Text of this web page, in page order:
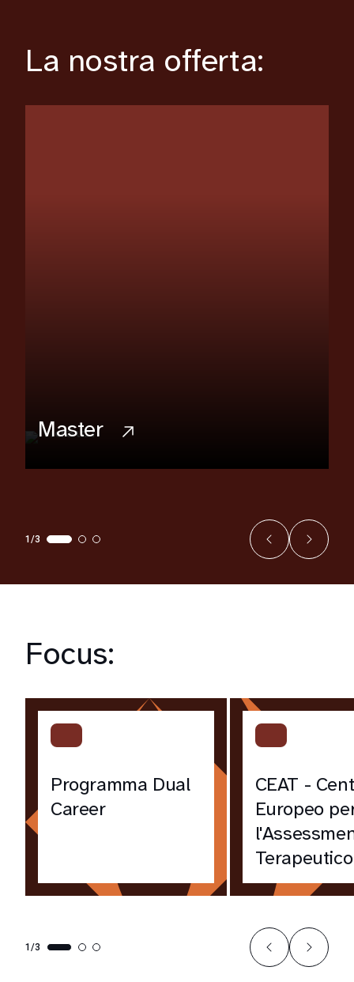
La nostra offerta:
Master
1/3
Focus:
Programma Dual
Career
CEAT -
Europeo
Terapeutico
1/3